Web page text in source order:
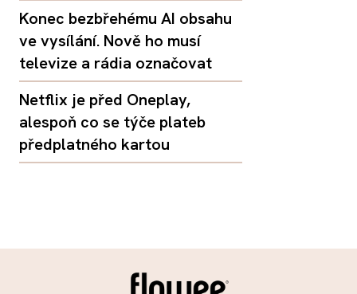
Konec bezbřehému AI obsahu
ve vysílání. Nově ho musí
televize a rádia označovat
Netflix je před Oneplay,
alespoň co se týče plateb
předplatného kartou